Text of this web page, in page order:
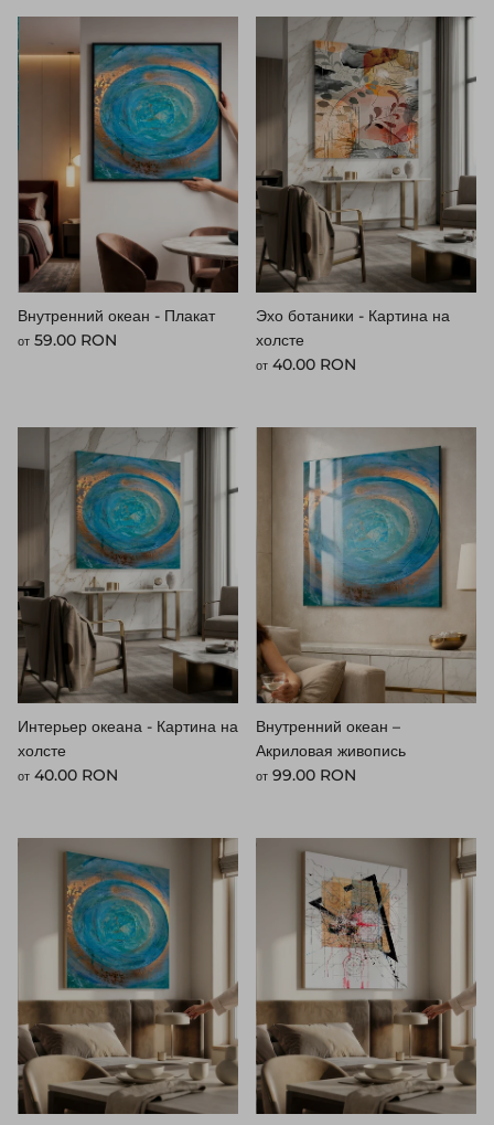
Внутренний океан - Плакат
Стандартная цена
от 59.00 RON
Эхо ботаники - Картина на
холсте
Стандартная цена
от 40.00 RON
Интерьер океана - Картина на
холсте
Стандартная цена
от 40.00 RON
Внутренний океан –
Акриловая живопись
Стандартная цена
от 99.00 RON